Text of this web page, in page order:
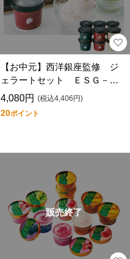
【お中元】西洋銀座監修 ジ
ェラートセット ＥＳＧ－１
２
4,080円 (税込4,406円)
20ポイント
販売終了